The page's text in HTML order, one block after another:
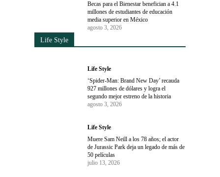
Becas para el Bienestar benefician a 4.1
millones de estudiantes de educación
media superior en México
agosto 3, 2026
Life Style
Life Style
‘Spider-Man: Brand New Day’ recauda
927 millones de dólares y logra el
segundo mejor estreno de la historia
agosto 3, 2026
Life Style
Muere Sam Neill a los 78 años; el actor
de Jurassic Park deja un legado de más de
50 películas
julio 13, 2026